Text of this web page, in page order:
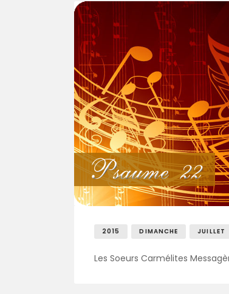
2015 DIMANCHE JUILLET
Les Soeurs Carmélites